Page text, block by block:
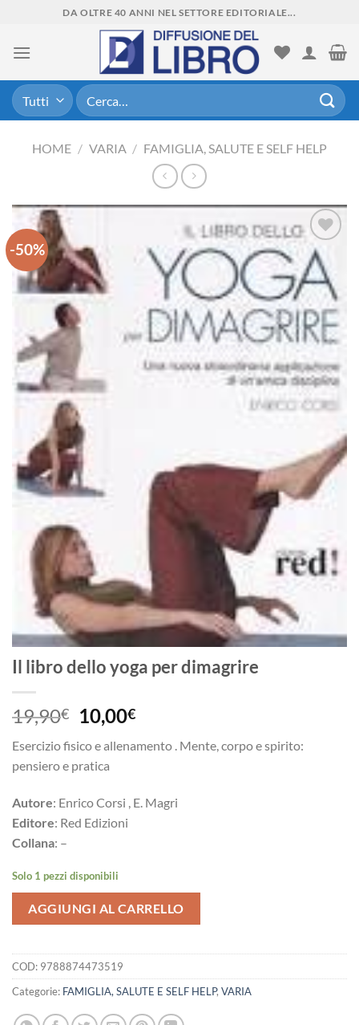
content
DA OLTRE 40 ANNI NEL SETTORE EDITORIALE...
Cerca:
HOME / VARIA / FAMIGLIA, SALUTE E SELF HELP
-50%
Aggiungi
alla lista
dei
desideri
Il libro dello yoga per dimagrire
19,90€
Il
prezzo
originale
era:
10,00€Il
attuale
Esercizio fisico e allenamento . Mente, corpo e spirito:
pensiero e pratica
Autore: Enrico Corsi , E. Magri
Editore: Red Edizioni
Collana: –
Solo 1 pezzi disponibili
AGGIUNGI AL CARRELLO
COD: 9788874473519
Categorie: FAMIGLIA, SALUTE E SELF HELP, VARIA